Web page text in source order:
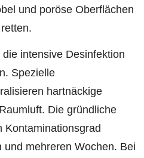
und poröse Oberflächen
intensive Desinfektion
Spezielle
hartnäckige
Die gründliche
Kontaminationsgrad
und mehreren Wochen. Bei